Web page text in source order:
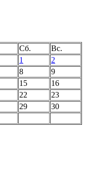
Сб.
Вс.
1
2
8
9
15
16
22
23
29
30